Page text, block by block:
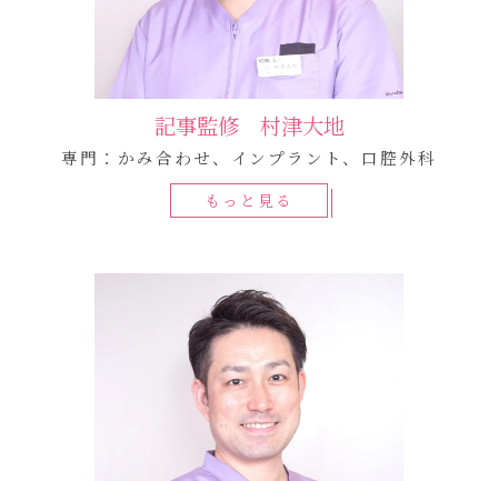
記事監修 村津大地
専門：かみ合わせ、インプラント、口腔外科
もっと見る